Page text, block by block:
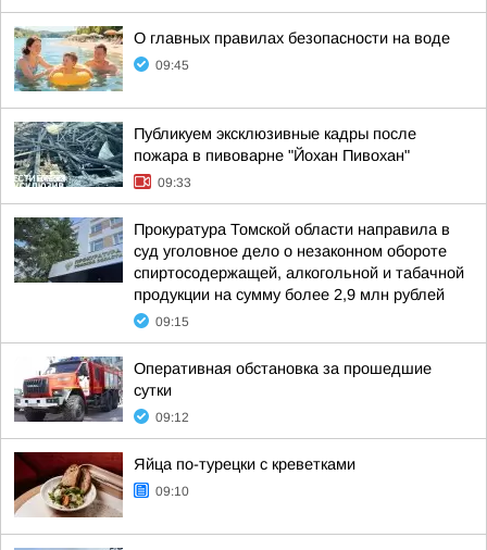
О главных правилах безопасности на воде
09:45
Публикуем эксклюзивные кадры после
пожара в пивоварне "Йохан Пивохан"
09:33
Прокуратура Томской области направила в
суд уголовное дело о незаконном обороте
спиртосодержащей, алкогольной и табачной
продукции на сумму более 2,9 млн рублей
09:15
Оперативная обстановка за прошедшие
сутки
09:12
Яйца по-турецки с креветками
09:10